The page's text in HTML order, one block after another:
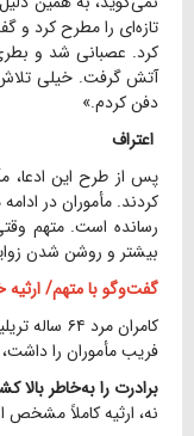
تازه‌ای را مطرح کرد و
کرد. عصبانی شد و
آتش گرفت. خیلی تلاش
دفن کردم.»
اعتراف
پس از طرح این ادعا،
کردند. مأموران در
رسانده است. متهم
بیشتر و روشن شدن
گفت‌وگو با متهم/ ارثیه
کامران
فریب مأموران را داشت،
برادرت را به‌خاطر بالا
نه، ارثیه کاملاً مشخص